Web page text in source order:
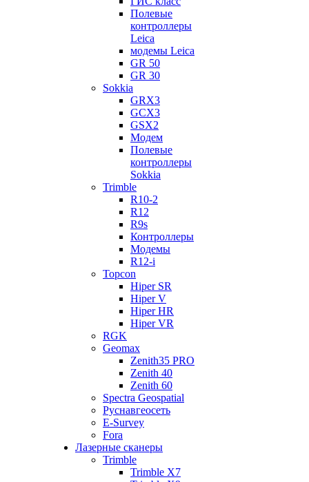
Полевые
контроллеры
Leica
модемы Leica
GR 50
GR 30
Sokkia
GRX3
GCX3
GSX2
Модем
Полевые
контроллеры
Sokkia
Trimble
R10-2
R12
R9s
Контроллеры
Модемы
R12-i
Topcon
Hiper SR
Hiper V
Hiper HR
Hiper VR
RGK
Geomax
Zenith35 PRO
Zenith 40
Zenith 60
Spectra Geospatial
Руснавгеосеть
E-Survey
Fora
Лазерные сканеры
Trimble
Trimble X7